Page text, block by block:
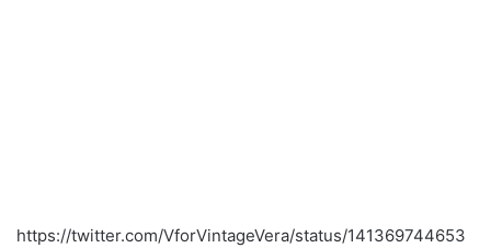
https://twitter.com/VforVintageVera/status/141369744653